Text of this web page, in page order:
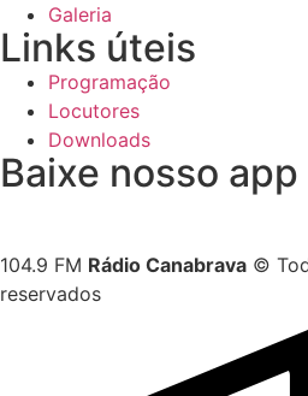
Galeria
Links úteis
Programação
Locutores
Downloads
Baixe nosso app
104.9 FM Rádio Canabrava ©
reservados